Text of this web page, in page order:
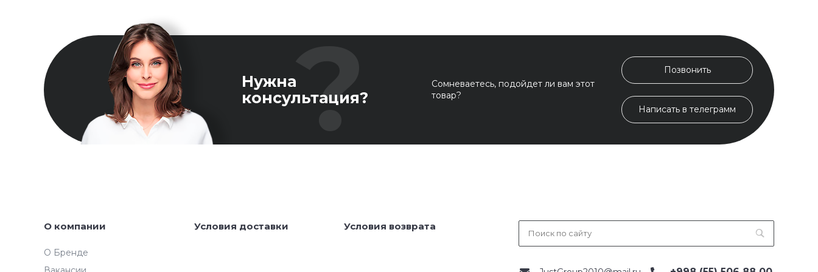
Нужна
консультация?
Сомневаетесь, подойдет ли вам этот
товар?
Позвонить
Написать в телеграмм
О компании
О Бренде
Условия доставки Условия возврата